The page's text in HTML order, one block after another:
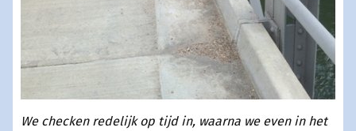
We checken redelijk op tijd in, waarna we even in het